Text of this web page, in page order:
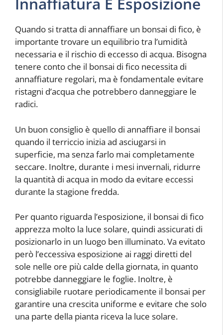
Quando si tratta di annaffiare un bonsai di fico, è
importante trovare un equilibrio tra l’umidità
necessaria e il rischio di eccesso di acqua. Bisogna
tenere conto che il bonsai di fico necessita di
annaffiature regolari, ma è fondamentale evitare
ristagni d’acqua che potrebbero danneggiare le
radici.
Un buon consiglio è quello di annaffiare il bonsai
quando il terriccio inizia ad asciugarsi in
superficie, ma senza farlo mai completamente
seccare. Inoltre, durante i mesi invernali, ridurre
la quantità di acqua in modo da evitare eccessi
durante la stagione fredda.
Per quanto riguarda l’esposizione, il bonsai di fico
apprezza molto la luce solare, quindi assicurati di
posizionarlo in un luogo ben illuminato. Va evitato
però l’eccessiva esposizione ai raggi diretti del
sole nelle ore più calde della giornata, in quanto
potrebbe danneggiare le foglie. Inoltre, è
consigliabile ruotare periodicamente il bonsai per
garantire una crescita uniforme e evitare che solo
una parte della pianta riceva la luce solare.